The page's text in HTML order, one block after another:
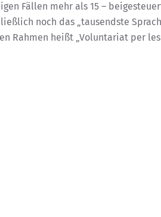
Fällen mehr als 15 –
noch das „tausendste
Rahmen heißt „Voluntariat per